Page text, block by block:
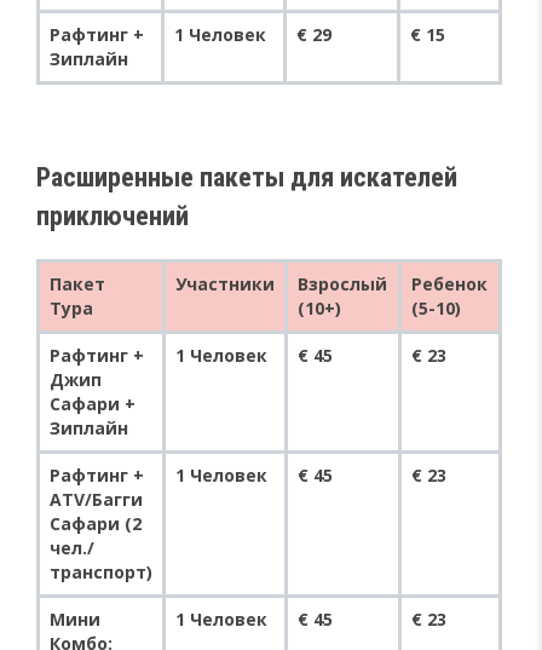
Рафтинг +
Зиплайн
1 Человек € 29 € 15
Расширенные пакеты для искателей
приключений
Пакет
Тура
Участники
Взрослый
(10+)
Ребенок
(5-10)
Рафтинг +
Джип
Сафари +
Зиплайн
1 Человек € 45 € 23
Рафтинг +
ATV/Багги
Сафари (2
чел./
транспорт)
1 Человек € 45 € 23
Мини
Комбо:
1 Человек € 45 € 23